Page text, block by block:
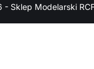
Sklep Modelarski